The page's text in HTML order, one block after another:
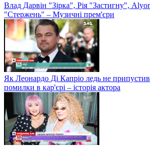
Влад Дарвін "Зірка", Рія "Застигну",
"Стержень" – Музичні прем'єри
Як Леонардо Ді Капріо ледь не
помилки в кар'єрі – історія актора